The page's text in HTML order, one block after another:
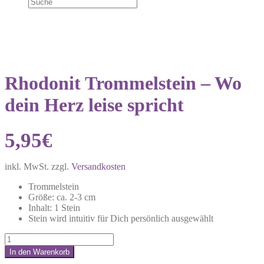
Rhodonit Trommelstein – Wo
dein Herz leise spricht
5,95€
inkl. MwSt. zzgl. Versandkosten
Trommelstein
Größe: ca. 2-3 cm
Inhalt: 1 Stein
Stein wird intuitiv für Dich persönlich ausgewählt
Rhodonit
Trommelstein
–
In den Warenkorb